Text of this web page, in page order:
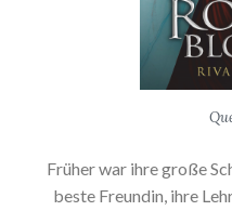
Früher war ihre große
beste Freundin, ihre